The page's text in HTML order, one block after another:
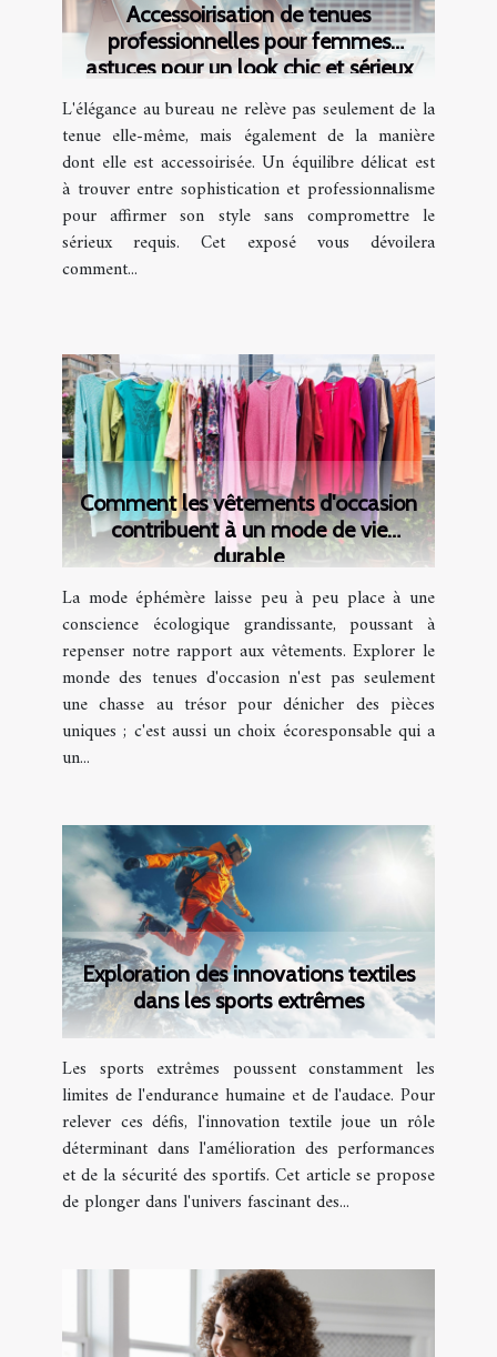
Accessoirisation de tenues
professionnelles pour femmes
astuces pour un look chic et sérieux
L'élégance au bureau ne relève pas seulement de la
tenue elle-même, mais également de la manière
dont elle est accessoirisée. Un équilibre délicat est
à trouver entre sophistication et professionnalisme
pour affirmer son style sans compromettre le
sérieux requis. Cet exposé vous dévoilera
comment...
Comment les vêtements d'occasion
contribuent à un mode de vie
durable
La mode éphémère laisse peu à peu place à une
conscience écologique grandissante, poussant à
repenser notre rapport aux vêtements. Explorer le
monde des tenues d'occasion n'est pas seulement
une chasse au trésor pour dénicher des pièces
uniques ; c'est aussi un choix écoresponsable qui a
un...
Exploration des innovations textiles
dans les sports extrêmes
Les sports extrêmes poussent constamment les
limites de l'endurance humaine et de l'audace. Pour
relever ces défis, l'innovation textile joue un rôle
déterminant dans l'amélioration des performances
et de la sécurité des sportifs. Cet article se propose
de plonger dans l'univers fascinant des...